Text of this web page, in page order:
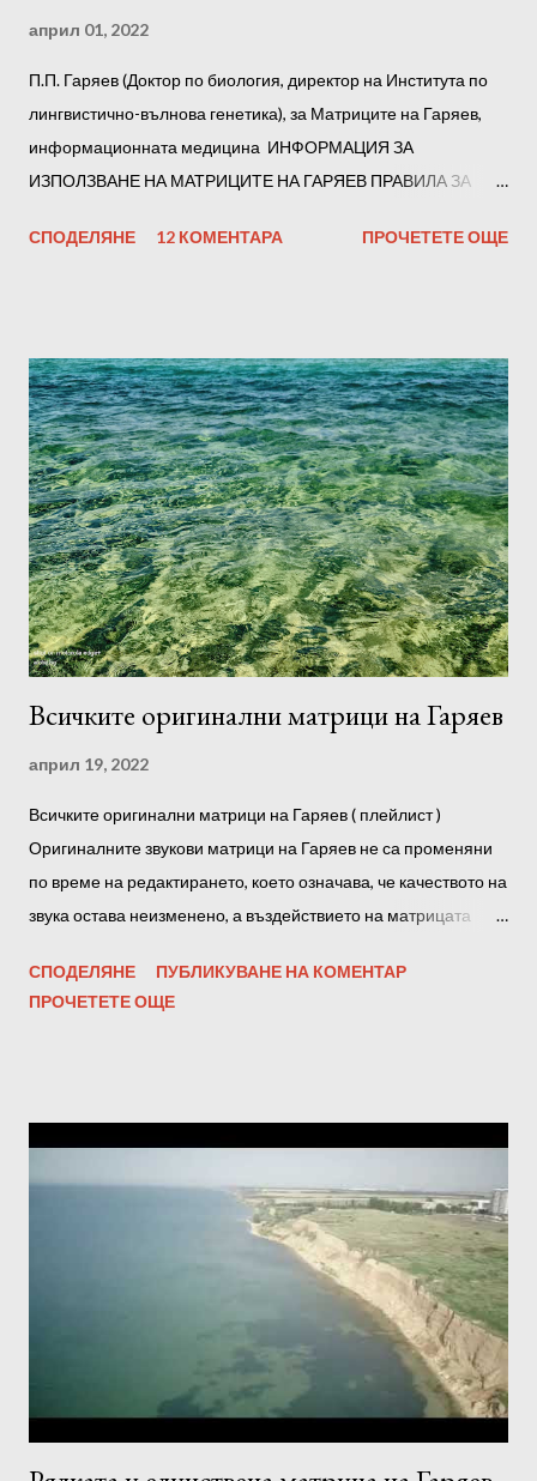
април 01, 2022
П.П. Гаряев (Доктор по биология, директор на Института по
лингвистично-вълнова генетика), за Матриците на Гаряев,
информационната медицина ИНФОРМАЦИЯ ЗА
ИЗПОЛЗВАНЕ НА МАТРИЦИТЕ НА ГАРЯЕВ ПРАВИЛА ЗА
Гаряев последователно. Но е възможно да го разделите на
части заедно. Субективно, въз основа на усещанията си, ще
определите файловете, които чувствате и работят най-
добре. Отсега нататък можете да ги слушате предимно тях.
Силата на звука не трябва да е твърде висока. За
предпочитане е да слушате след сън, през деня и преди
лягане. Можете също така да възпроизвеждате програми във
фонов режим, докато спите. Препоръчително е да
използвате слушалки. Преди да започнете да слушате, е
желателно да се настроите към програмата, да се отпуснете
напълно, ако е възможно, без ч...
СПОДЕЛЯНЕ 12 КОМЕНТАРА ПРОЧЕТЕТЕ ОЩЕ
Всичките оригинални матрици на Гаряев
април 19, 2022
Всичките оригинални матрици на Гаряев ( плейлист )
Оригиналните звукови матрици на Гаряев не са променяни
по време на редактирането, което означава, че качеството на
звука остава неизменено, а въздействието на матрицата
звуковата пътечка не е повлияна от всякакви оптимизатори,
нормализатори и софтуерни усилватели. Също така
Матриците на Гаряев : 1. 1-2 пъти дневно, не по-късно от 2
часа преди лягане. За жените - едномесечен курс за слушане
всеки ден. За мъже - едномесечен курс на слушане, всеки
втори ден. -Програмата трябва да се използва сутрин, през
деня или вечер. 2. Силата на звука не трябва да е твърде
висока. 3. Прослушването за предпочитане трябва да става с
качествени слушалки или тонколони. 4. Настройте се на
програмата, преди да я слушате, отпу...
СПОДЕЛЯНЕ
ПУБЛИКУВАНЕ НА КОМЕНТАР
ПРОЧЕТЕТЕ ОЩЕ